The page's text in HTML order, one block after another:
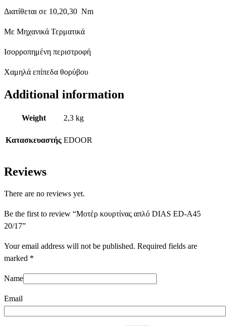
Διατίθεται σε 10,20,30 Nm
Με Μηχανικά Τερματικά
Ισορροπημένη περιστροφή
Χαμηλά επίπεδα θορύβου
Additional information
Weight 2,3 kg
Κατασκευαστής EDOOR
Reviews
There are no reviews yet.
Be the first to review “Μοτέρ κουρτίνας απλό DIAS ED-A45
20/17”
Your email address will not be published. Required fields are
marked *
Name
Email